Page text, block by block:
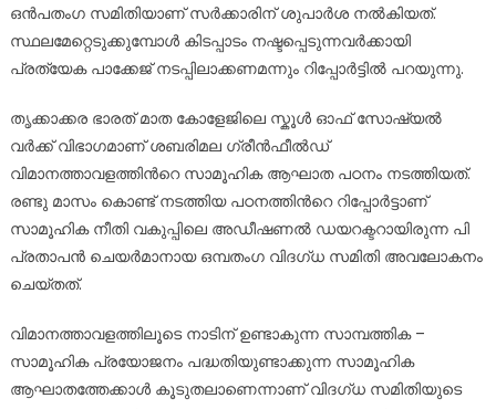
ഒൻപതംഗ സമിതിയാണ് സർക്കാരിന് ശുപാർശ നൽകിയത്.
സ്ഥലമേറ്റെടുക്കുമ്പോൾ കിടപ്പാടം നഷ്ടപ്പെടുന്നവർക്കായി
പ്രത്യേക പാക്കേജ് നടപ്പിലാക്കണമന്നും റിപ്പോർട്ടിൽ പറയുന്നു.
തൃക്കാക്കര ഭാരത് മാത കോളേജിലെ സ്കൂൾ ഓഫ് സോഷ്യൽ
വർക്ക് വിഭാഗമാണ് ശബരിമല ഗ്രീൻഫീൽഡ്
വിമാനത്താവളത്തിന്‍റെ സാമൂഹിക ആഘാത പഠനം നടത്തിയത്.
രണ്ടു മാസം കൊണ്ട് നടത്തിയ പഠനത്തിന്‍റെ റിപ്പോർട്ടാണ്
സാമൂഹിക നീതി വകുപ്പിലെ അഡീഷണൽ ഡയറക്ടറായിരുന്ന പി
പ്രതാപൻ ചെയർമാനായ ഒമ്പതംഗ വിദഗ്ധ സമിതി അവലോകനം
ചെയ്തത്.
വിമാനത്താവളത്തിലൂടെ നാടിന് ഉണ്ടാകുന്ന സാമ്പത്തിക –
സാമൂഹിക പ്രയോജനം പദ്ധതിയുണ്ടാക്കുന്ന സാമൂഹിക
ആഘാതത്തേക്കാൾ കൂടുതലാണെന്നാണ് വിദഗ്ധ സമിതിയുടെ